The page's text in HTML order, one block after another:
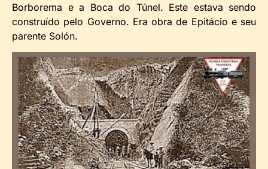
Borborema e a Boca do Túnel. Este estava sendo
construído pelo Governo. Era obra de Epitácio e seu
parente Solón.